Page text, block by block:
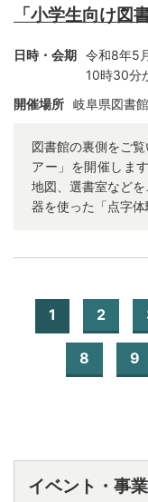
「小学生向け図
日時・会期 令和8年5
10時30分
開催場所 岐阜県図書
図書館の裏側をご
アー」を開催しま
地図、選書室など
器を使った「点字
1 2
8 9
イベント・事業